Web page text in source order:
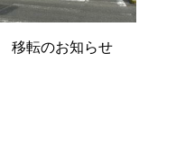
移転のお知らせ